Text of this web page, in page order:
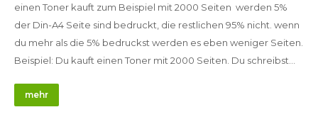
einen Toner kauft zum Beispiel mit 2000 Seiten werden 5%
der Din-A4 Seite sind bedruckt, die restlichen 95% nicht. wenn
du mehr als die 5% bedruckst werden es eben weniger Seiten.
Beispiel: Du kauft einen Toner mit 2000 Seiten. Du schreibst…
mehr